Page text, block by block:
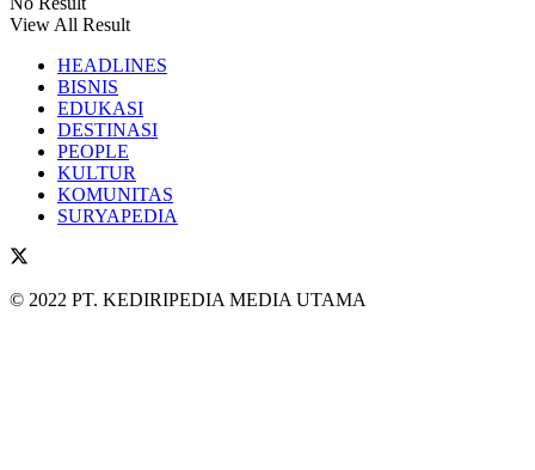
View All Result
HEADLINES
BISNIS
EDUKASI
DESTINASI
PEOPLE
KULTUR
KOMUNITAS
SURYAPEDIA
© 2022 PT. KEDIRIPEDIA MEDIA UTAMA